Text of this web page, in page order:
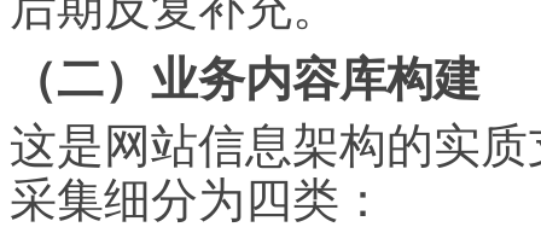
（二）业务内容库构建
这是网站信息架构的实
采集细分为四类：